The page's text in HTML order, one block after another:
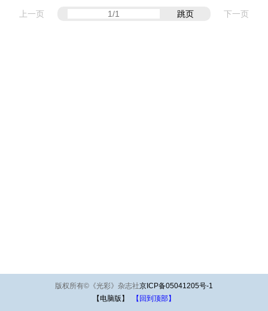
上一页 跳页 下一页
版权所有© 《光彩》杂志社京ICP备05041205号-1
【电脑版】
【回到顶部】